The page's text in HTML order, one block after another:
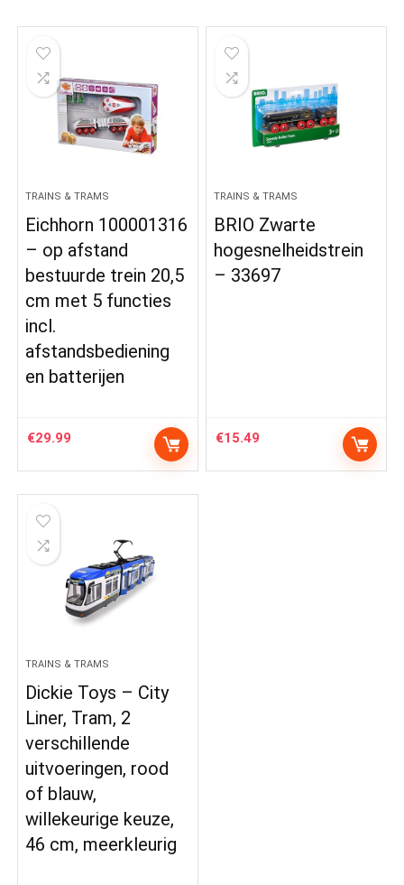
TRAINS & TRAMS
Eichhorn 100001316
– op afstand
bestuurde trein 20,5
cm met 5 functies
incl.
afstandsbediening
en batterijen
€29.99
TRAINS & TRAMS
BRIO Zwarte
hogesnelheidstrein
– 33697
€15.49
TRAINS & TRAMS
Dickie Toys – City
Liner, Tram, 2
verschillende
uitvoeringen, rood
of blauw,
willekeurige keuze,
46 cm, meerkleurig